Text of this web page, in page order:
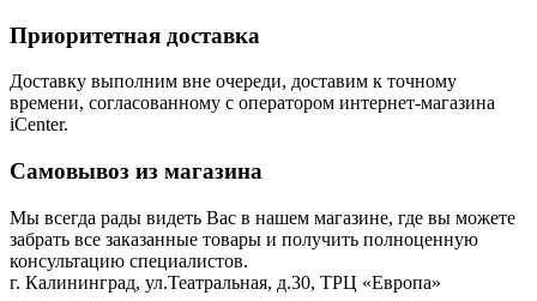
Приоритетная доставка
Доставку выполним вне очереди, доставим к точному
времени, согласованному с оператором интернет-магазина
iCenter.
Самовывоз из магазина
Мы всегда рады видеть Вас в нашем магазине, где вы можете
забрать все заказанные товары и получить полноценную
консультацию специалистов.
г. Калининград, ул.Театральная, д.30, ТРЦ «Европа»